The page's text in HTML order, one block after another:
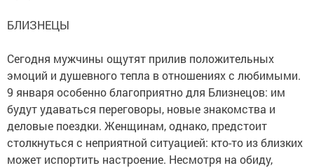
БЛИЗНЕЦЫ
Сегодня мужчины ощутят прилив положительных
эмоций и душевного тепла в отношениях с любимыми.
9 января особенно благоприятно для Близнецов: им
будут удаваться переговоры, новые знакомства и
деловые поездки. Женщинам, однако, предстоит
столкнуться с неприятной ситуацией: кто-то из близких
может испортить настроение. Несмотря на обиду,